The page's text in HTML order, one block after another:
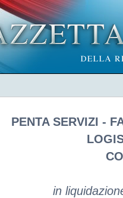
PENTA SERVIZI -
in